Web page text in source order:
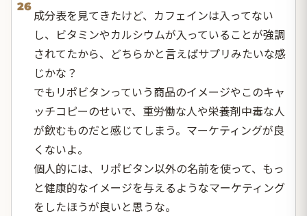
26
成分表を見てきたけど、カフェインは入ってない
し、ビタミンやカルシウムが入っていることが強調
されてたから、どちらかと言えばサプリみたいな感
じかな？
でもリポビタンっていう商品のイメージやこのキャ
ッチコピーのせいで、重労働な人や栄養剤中毒な人
が飲むものだと感じてしまう。マーケティングが良
くないよ。
個人的には、リポビタン以外の名前を使って、もっ
と健康的なイメージを与えるようなマーケティング
をしたほうが良いと思うな。